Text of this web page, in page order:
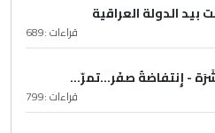
بيد الدولة العراقية
قراءات :689
- إِنتفاضةُ صفَر…تمرّ...
قراءات :799